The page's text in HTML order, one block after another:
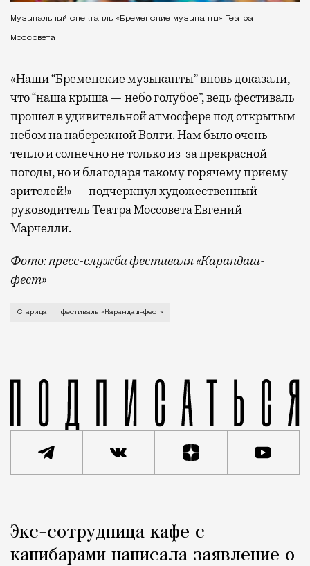
Музыкальный спектакль «Бременские музыканты» Театра
Моссовета
«Наши “Бременские музыканты” вновь доказали,
что “наша крыша — небо голубое”, ведь фестиваль
прошел в удивительной атмосфере под открытым
небом на набережной Волги. Нам было очень
тепло и солнечно не только из-за прекрасной
погоды, но и благодаря такому горячему приему
зрителей!» — подчеркнул художественный
руководитель Театра Моссовета Евгений
Марчелли.
Фото: пресс-служба фестиваля «Карандаш-
фест»
В минувший уикенд маленькая Старица в
Старица фестиваль «Карандаш-фест»
Город
Экс-сотрудница кафе с
капибарами написала заявление о